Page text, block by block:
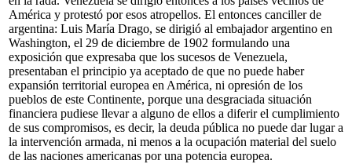
América y protestó por esos atropellos. El entonces canciller de
argentina: Luis María Drago, se dirigió al embajador argentino en
Washington, el 29 de diciembre de 1902 formulando una
exposición que expresaba que los sucesos de Venezuela,
presentaban el principio ya aceptado de que no puede haber
expansión territorial europea en América, ni opresión de los
pueblos de este Continente, porque una desgraciada situación
financiera pudiese llevar a alguno de ellos a diferir el cumplimiento
de sus compromisos, es decir, la deuda pública no puede dar lugar a
la intervención armada, ni menos a la ocupación material del suelo
de las naciones americanas por una potencia europea.